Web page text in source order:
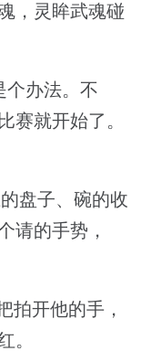
，灵眸武魂碰
办法。不
赛就开始了。
盘子、碗的收
请的手势，
拍开他的手，
。